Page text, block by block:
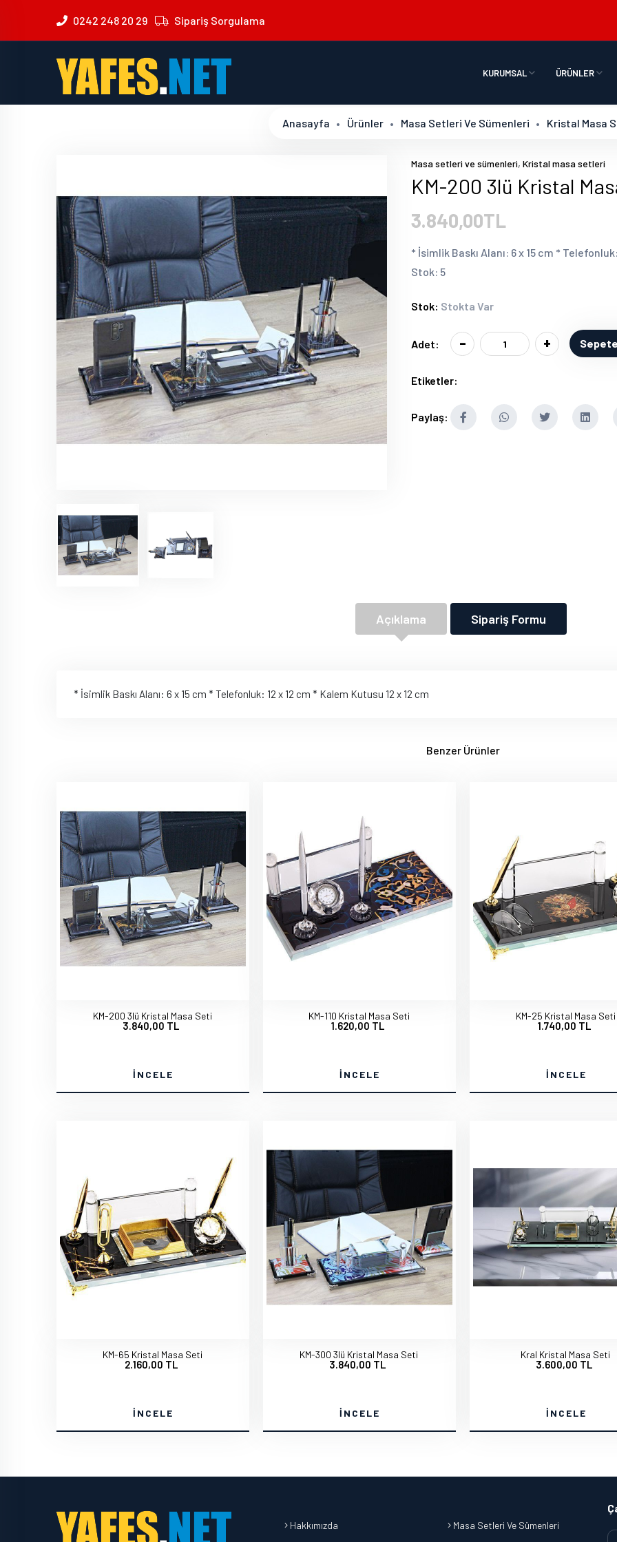
0242 248 20 29 Sipariş Sorgulama
KURUMSAL ÜRÜNLER
Anasayfa Ürünler Masa Setleri Ve Sümenleri Kristal Masa
Masa setleri ve sümenleri, Kristal masa setleri
KM-200 3lü Kristal
3.840,00TL
* İsimlik Baskı Alanı: 6 x 15 cm *
Stok: 5
Stok: Stokta Var
Adet: - +
Etiketler:
Paylaş:
Açıklama Sipariş Formu
* İsimlik Baskı Alanı: 6 x 15 cm * Telefonluk: 12 x 12 cm * Kalem Kutusu 12 x 12 cm
Benzer Ürünler
KM-200 3lü Kristal Masa Seti
3.840,00 TL
İNCELE
KM-110 Kristal Masa Seti
1.620,00 TL
İNCELE
KM-25 Kristal Masa Seti
1.740,00 TL
İNCELE
KM-65 Kristal Masa Seti
2.160,00 TL
İNCELE
KM-300 3lü Kristal Masa Seti
3.840,00 TL
İNCELE
Kral Kristal Masa Seti
3.600,00 TL
İNCELE
Hakkımızda Masa Setleri Ve Sümenleri